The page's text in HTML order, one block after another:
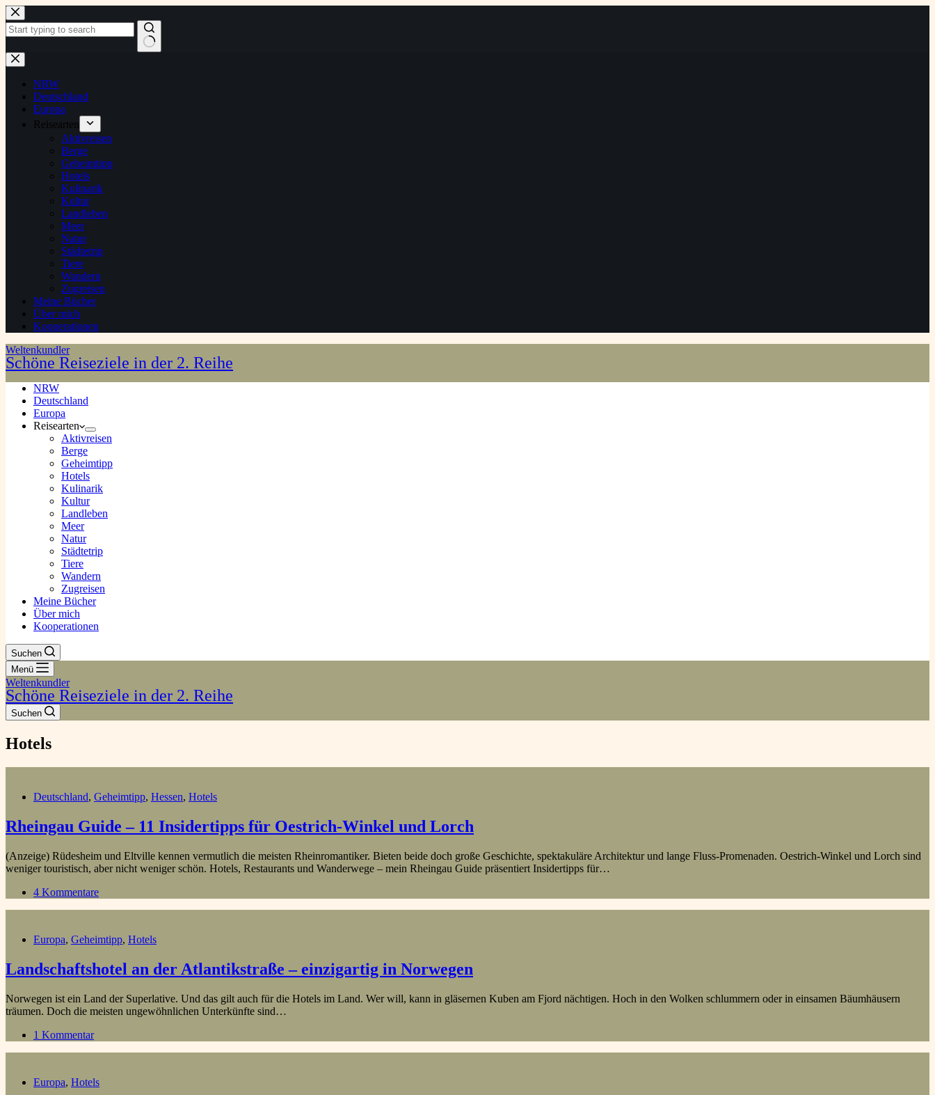
Zum
Inhalt
springen
Keine
Ergebnisse
NRW
Deutschland
Europa
Reisearten
Aktivreisen
Berge
Geheimtipp
Hotels
Kulinarik
Kultur
Landleben
Meer
Natur
Städtetrip
Tiere
Wandern
Zugreisen
Meine Bücher
Über mich
Kooperationen
Weltenkundler
Schöne Reiseziele in der 2. Reihe
NRW
Deutschland
Europa
Reisearten
Aktivreisen
Berge
Geheimtipp
Hotels
Kulinarik
Kultur
Landleben
Meer
Natur
Städtetrip
Tiere
Wandern
Zugreisen
Meine Bücher
Über mich
Kooperationen
Suchen
Menü
Weltenkundler
Schöne Reiseziele in der 2. Reihe
Suchen
Hotels
Deutschland, Geheimtipp, Hessen, Hotels
Rheingau Guide – 11 Insidertipps für Oestrich-Winkel und Lorch
(Anzeige) Rüdesheim und Eltville kennen vermutlich die meisten Rheinromantiker. Bieten beide doch große Geschichte, spektakuläre Architektur und lange Fluss-Promenaden. Oestrich-Winkel und Lorch sind
weniger touristisch, aber nicht weniger schön. Hotels, Restaurants und Wanderwege – mein Rheingau Guide präsentiert Insidertipps für…
4 Kommentare
Europa, Geheimtipp, Hotels
Landschaftshotel an der Atlantikstraße – einzigartig in Norwegen
Norwegen ist ein Land der Superlative. Und das gilt auch für die Hotels im Land. Wer will, kann in gläsernen Kuben am Fjord nächtigen. Hoch in den Wolken schlummern oder in einsamen Bäumhäusern
träumen. Doch die meisten ungewöhnlichen Unterkünfte sind…
1 Kommentar
Europa, Hotels